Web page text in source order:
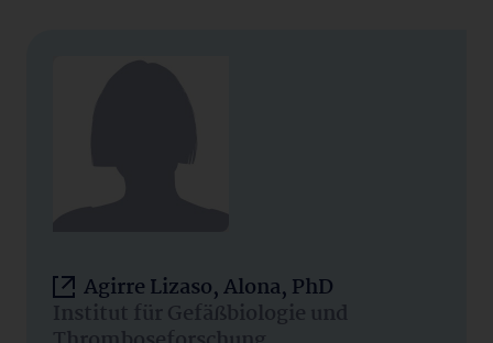
Agirre Lizaso, Alona, PhD
Institut für Gefäßbiologie und